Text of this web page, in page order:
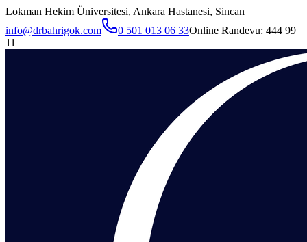
Lokman Hekim Üniversitesi, Ankara Hastanesi, Sincan
info@drbahrigok.com
0 501 013 06 33Online Randevu: 444 99
11